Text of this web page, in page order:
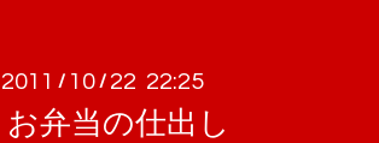
2011 / 10 / 22 22:25
お弁当の仕出し